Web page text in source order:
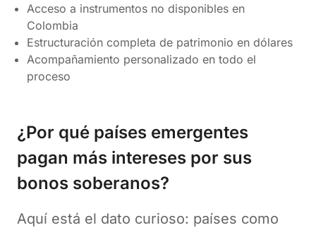
Acceso a instrumentos no disponibles en
Colombia
Estructuración completa de patrimonio en dólares
Acompañamiento personalizado en todo el
proceso
¿Por qué países emergentes
pagan más intereses por sus
bonos soberanos?
Aquí está el dato curioso: países como